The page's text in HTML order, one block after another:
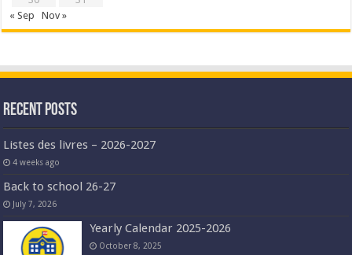
« Sep
Nov »
Recent Posts
Listes des livres – 2026-2027
4 weeks ago
Back to school 26-27
July 7, 2026
Yearly Calendar 2025-2026
October 8, 2025